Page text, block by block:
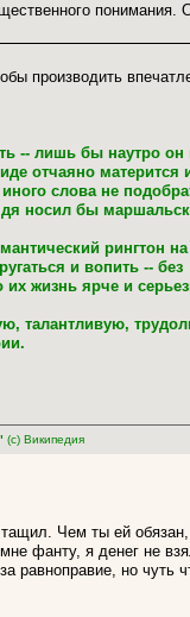
понимания.
производить
-- лишь бы наутро
отчаяно
слова не
носил бы
рингтон
и вопить --
жизнь ярче и
талантливую,
(c) Википедия
Чем ты ей
фанту, я денег не
равноправие, но